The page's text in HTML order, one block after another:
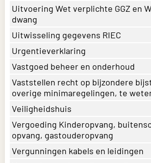
Uitvoering Wet verplichte GGZ en
dwang
Uitwisseling gegevens RIEC
Urgentieverklaring
Vastgoed beheer en onderhoud
Vaststellen recht op bijzondere
overige minimaregelingen, te
Veiligheidshuis
Vergoeding Kinderopvang,
opvang, gastouderopvang
Vergunningen kabels en leidingen